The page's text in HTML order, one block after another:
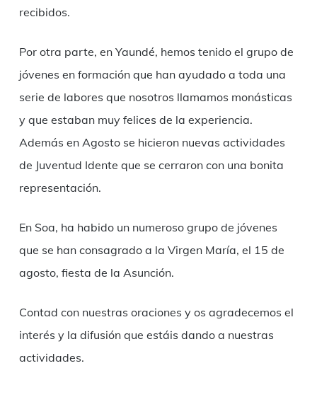
recibidos.
Por otra parte, en Yaundé, hemos tenido el grupo de
jóvenes en formación que han ayudado a toda una
serie de labores que nosotros llamamos monásticas
y que estaban muy felices de la experiencia.
Además en Agosto se hicieron nuevas actividades
de Juventud Idente que se cerraron con una bonita
representación.
En Soa, ha habido un numeroso grupo de jóvenes
que se han consagrado a la Virgen María, el 15 de
agosto, fiesta de la Asunción.
Contad con nuestras oraciones y os agradecemos el
interés y la difusión que estáis dando a nuestras
actividades.